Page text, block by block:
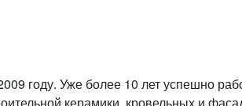
году. Уже более 10 лет успешно